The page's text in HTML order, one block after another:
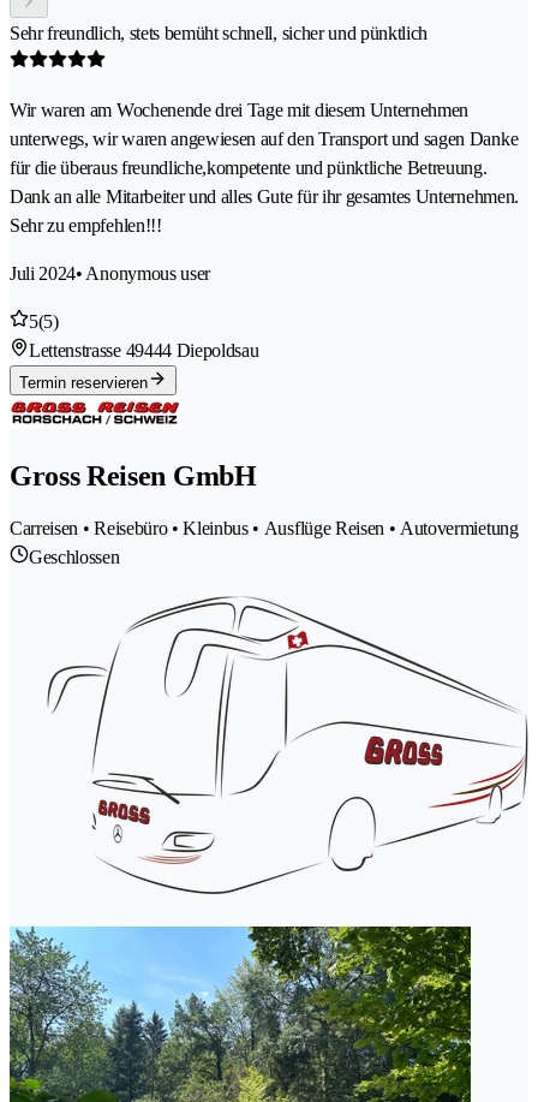
Sehr freundlich, stets bemüht schnell, sicher und pünktlich
Wir waren am Wochenende drei Tage mit diesem Unternehmen
unterwegs, wir waren angewiesen auf den Transport und sagen Danke
für die überaus freundliche,kompetente und pünktliche Betreuung.
Dank an alle Mitarbeiter und alles Gute für ihr gesamtes Unternehmen.
Sehr zu empfehlen!!!
Juli 2024• Anonymous user
5(5)
Lettenstrasse 49444 Diepoldsau
Termin reservieren
Gross Reisen GmbH
Carreisen • Reisebüro • Kleinbus • Ausflüge Reisen • Autovermietung
Geschlossen